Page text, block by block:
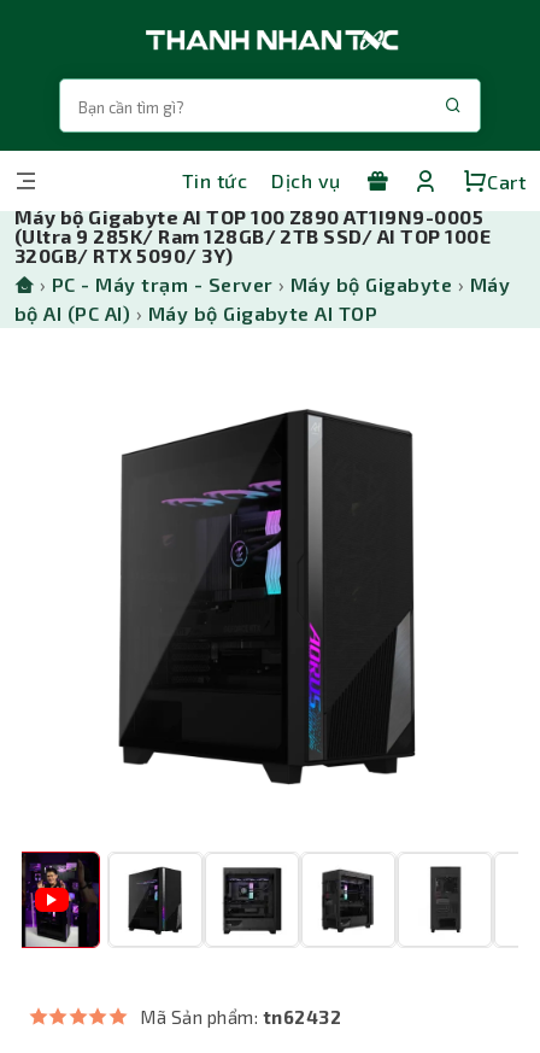
Tin tức Dịch vụ
Cart
Máy bộ Gigabyte AI TOP 100 Z890 AT1I9N9-0005
(Ultra 9 285K/ Ram 128GB/ 2TB SSD/ AI TOP 100E
320GB/ RTX 5090/ 3Y)
› PC - Máy trạm - Server › Máy bộ Gigabyte › Máy
bộ AI (PC AI) › Máy bộ Gigabyte AI TOP
Mã Sản phẩm: tn62432